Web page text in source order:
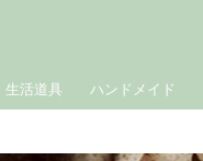
生活道具 ハンドメイド